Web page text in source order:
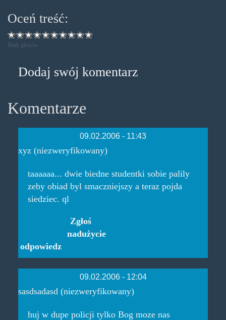
Oceń treść:
Brak głosów
Dodaj swój komentarz
Komentarze
09.02.2006 - 11:43
xyz (niezweryfikowany)
taaaaaa... dwie biedne studentki sobie palily
zeby obiad byl smaczniejszy a teraz pojda
siedziec. ql
odpowiedz
Zgłoś
nadużycie
09.02.2006 - 12:04
sasdsadasd (niezweryfikowany)
huj w dupe policji tylko Bog moze nas